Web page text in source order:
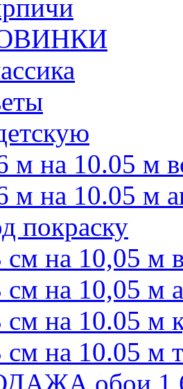
м на 10.05 м
м на 10.05 м
покраску
на 10,05 м
на 10,05 м
на 10.05 м
на 10.05 м